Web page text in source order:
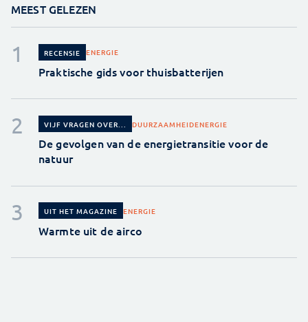
MEEST GELEZEN
RECENSIE ENERGIE
Praktische gids voor thuisbatterijen
VIJF VRAGEN OVER... DUURZAAMHEIDENERGIE
De gevolgen van de energietransitie voor de
natuur
UIT HET MAGAZINE ENERGIE
Warmte uit de airco